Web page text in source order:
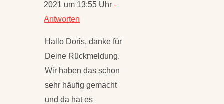
2021 um 13:55 Uhr -
Antworten
Hallo Doris, danke für
Deine Rückmeldung.
Wir haben das schon
sehr häufig gemacht
und da hat es